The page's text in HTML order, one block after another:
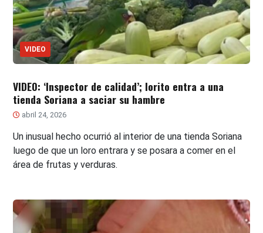
VIDEO
VIDEO: ‘Inspector de calidad’; lorito entra a una
tienda Soriana a saciar su hambre
abril 24, 2026
Un inusual hecho ocurrió al interior de una tienda Soriana
luego de que un loro entrara y se posara a comer en el
área de frutas y verduras.